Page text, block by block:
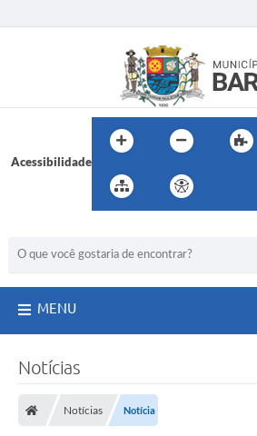
Acessibilidade
MENU
Notícias
Notícias Notícia